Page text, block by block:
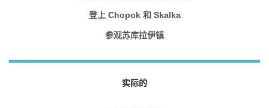
登上 Chopok 和 Skalka
参观苏库拉伊镇
实际的